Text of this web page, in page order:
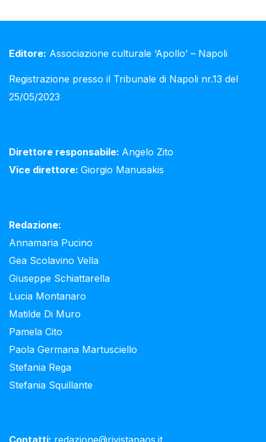
Editore: Associazione culturale ‘Apollo’ – Napoli
Registrazione presso il Tribunale di Napoli nr.13 del
25/05/2023
Direttore responsabile: Angelo Zito
Vice direttore: Giorgio Manusakis
Redazione:
Annamaria Pucino
Gea Scolavino Vella
Giuseppe Schiattarella
Lucia Montanaro
Matilde Di Muro
Pamela Cito
Paola Germana Martusciello
Stefania Rega
Stefania Squillante